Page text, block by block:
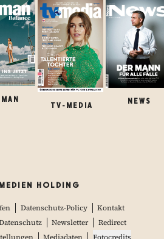
TV-MEDIA
NEWS
HOLDING
Datenschutz-Policy
Kontakt
Newsletter
Redirect